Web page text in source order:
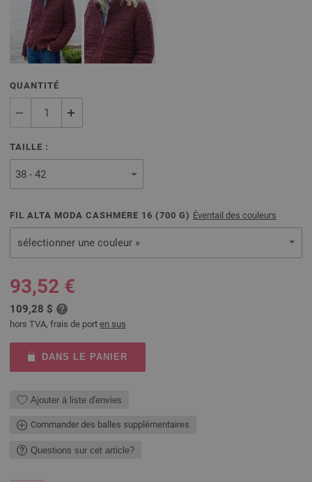
QUANTITÉ
TAILLE :
FIL ALTA MODA CASHMERE 16 (700 G) Éventail des couleurs
sélectionner une couleur »
93,52 €
109,28 $
hors TVA, frais de port en sus
DANS LE PANIER
Ajouter à liste d'envies
Commander des balles supplémentaires
Questions sur cet article?